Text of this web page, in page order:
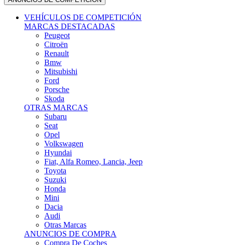
VEHÍCULOS DE COMPETICIÓN
MARCAS DESTACADAS
Peugeot
Citroën
Renault
Bmw
Mitsubishi
Ford
Porsche
Skoda
OTRAS MARCAS
Subaru
Seat
Opel
Volkswagen
Hyundai
Fiat, Alfa Romeo, Lancia, Jeep
Toyota
Suzuki
Honda
Mini
Dacia
Audi
Otras Marcas
ANUNCIOS DE COMPRA
Compra De Coches
ALQUILER VEHÍCULOS